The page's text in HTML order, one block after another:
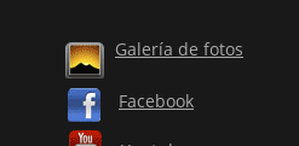
Galería de fotos
Facebook